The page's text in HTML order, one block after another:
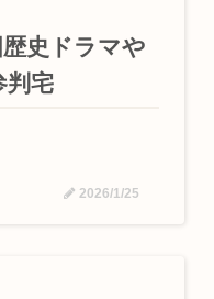
史ドラマや
判宅
2026/1/25